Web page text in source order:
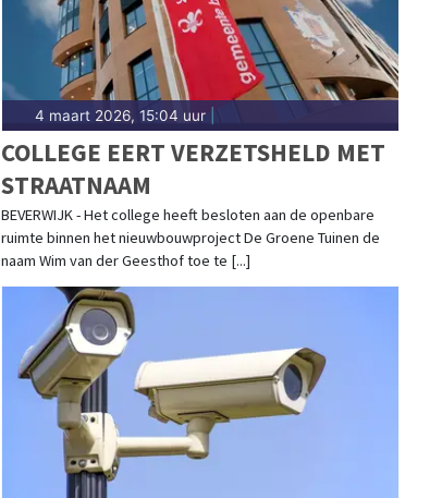
4 maart 2026, 15:04 uur|
COLLEGE EERT VERZETSHELD MET
STRAATNAAM
BEVERWIJK - Het college heeft besloten aan de openbare
ruimte binnen het nieuwbouwproject De Groene Tuinen de
naam Wim van der Geesthof toe te [...]